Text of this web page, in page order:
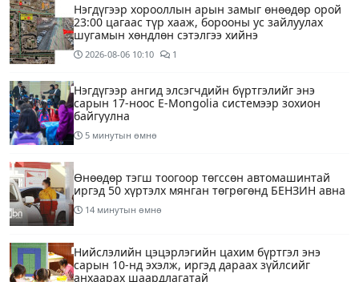
Нэгдүгээр хорооллын арын замыг өнөөдөр орой
23:00 цагаас түр хааж, борооны ус зайлуулах
шугамын хөндлөн сэтэлгээ хийнэ
2026-08-06 10:10 1
Нэгдүгээр ангид элсэгчдийн бүртгэлийг энэ
сарын 17-ноос E-Mongolia системээр зохион
байгуулна
5 минутын өмнө
Өнөөдөр тэгш тоогоор төгссөн автомашинтай
иргэд 50 хүртэлх мянган төгрөгөнд БЕНЗИН авна
14 минутын өмнө
Нийслэлийн цэцэрлэгийн цахим бүртгэл энэ
сарын 10-нд эхэлж, иргэд дараах зүйлсийг
анхаарах шаардлагатай